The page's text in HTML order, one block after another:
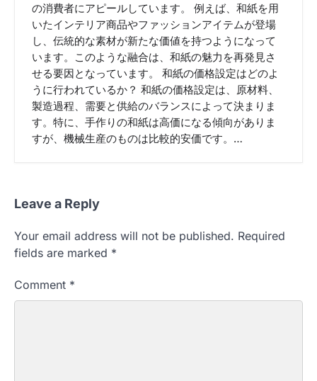
の消費者にアピールしています。 例えば、和紙を用
いたインテリア商品やファッションアイテムが登場
し、伝統的な素材が新たな価値を持つようになって
います。このような融合は、和紙の魅力を再発見さ
せる要因となっています。 和紙の価格設定はどのよ
うに行われているか？ 和紙の価格設定は、原材料、
製造過程、需要と供給のバランスによって決まりま
す。特に、手作りの和紙は高価になる傾向がありま
すが、機械生産のものは比較的安価です。…
Leave a Reply
Your email address will not be published. Required
fields are marked *
Comment *